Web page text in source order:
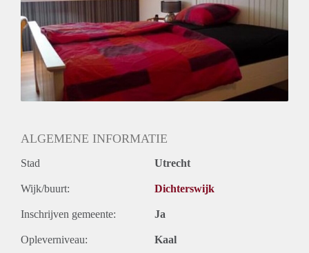
ALGEMENE INFORMATIE
Stad Utrecht
Wijk/buurt: Dichterswijk
Inschrijven gemeente: Ja
Opleverniveau: Kaal